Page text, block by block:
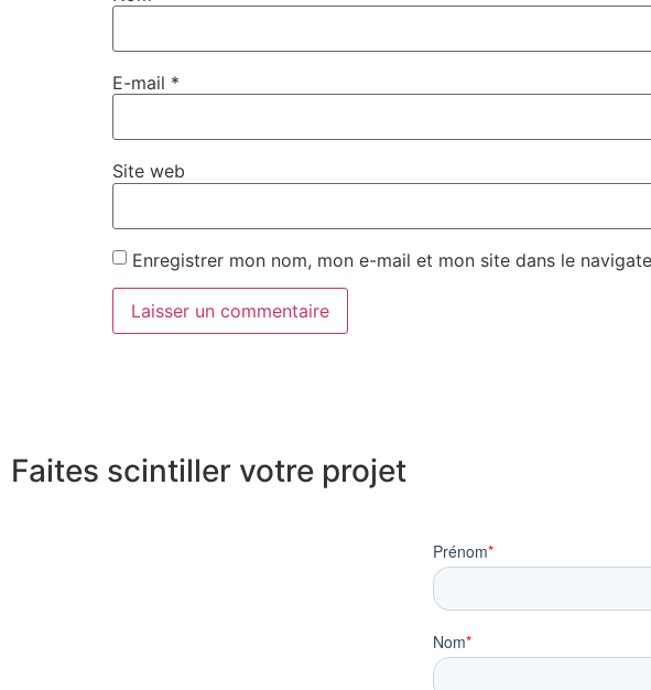
E-mail *
Site web
Enregistrer mon nom, mon e-mail et mon site dans le
Faites scintiller votre projet